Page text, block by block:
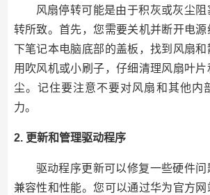
风扇停转可能是由于积灰或灰尘
转所致。首先，您需要关机并断开电
下笔记本电脑底部的盖板，找到风扇
用吹风机或小刷子，仔细清理风扇叶
尘。记住要注意不要对风扇和其他内
力。
2. 更新和管理驱动程序
驱动程序更新可以修复一些硬件
兼容性和性能。您可以通过华为官方